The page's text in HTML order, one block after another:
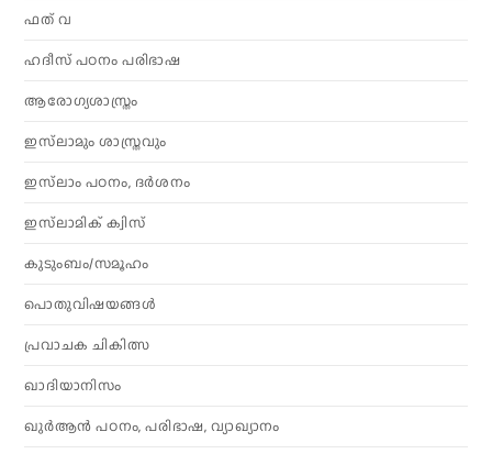
ഫത് വ
ഹദീസ് പഠനം പരിഭാഷ
ആരോഗ്യശാസ്ത്രം
ഇസ്‌ലാമും ശാസ്ത്രവും
ഇസ്‌ലാം പഠനം, ദർശനം
ഇസ്‌ലാമിക് ക്വിസ്
കുടുംബം/സമൂഹം
പൊതുവിഷയങ്ങൾ
പ്രവാചക ചികിത്സ
ഖാദിയാനിസം
ഖുർആൻ പഠനം, പരിഭാഷ, വ്യാഖ്യാനം